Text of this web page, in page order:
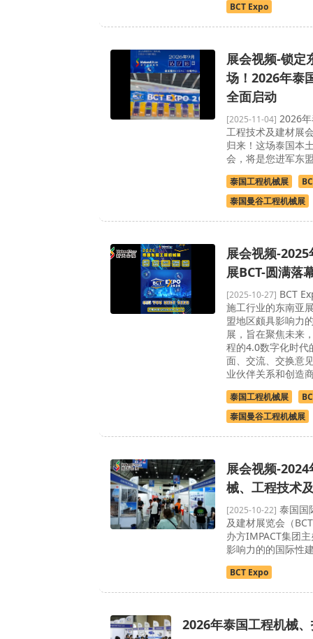
BCT Expo
展会视频-锁定
场！2026年泰
全面启动
[2025-11-04] 2026
工程技术及建材展
归来！这场泰国本
会，将是您进军东
泰国工程机械展
泰国曼谷工程机械展
展会视频-
展BCT-圆满落
[2025-10-27] BCT
施工行业的东南亚
盟地区颇具影响力
展，旨在聚焦未来
程的4.0数字化时代
面、交流、交换意
业伙伴关系和创造
泰国工程机械展
泰国曼谷工程机械展
展会视频-
械、工程技术
[2025-10-22] 泰国国
及建材展览会（
办方IMPACT集团
影响力的的国际性
BCT Expo
2026年泰国工程机械